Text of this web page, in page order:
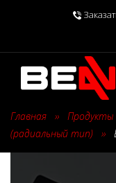
Главная › Продукты
(радиальный тип)
›